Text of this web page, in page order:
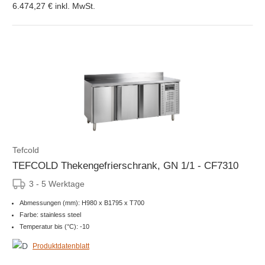
6.474,27 € inkl. MwSt.
Tefcold
TEFCOLD Thekengefrierschrank, GN 1/1 - CF7310
3 - 5 Werktage
Abmessungen (mm): H980 x B1795 x T700
Farbe: stainless steel
Temperatur bis (°C): -10
Produktdatenblatt